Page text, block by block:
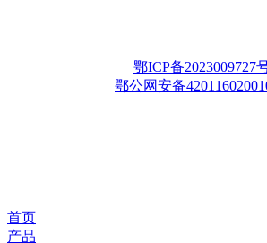
鄂ICP备2023009727
鄂公网安备
首页
产品